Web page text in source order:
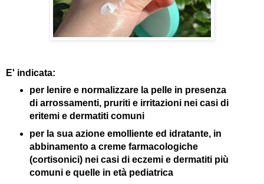
E' indicata:
per lenire e normalizzare la pelle in presenza
di arrossamenti, pruriti e irritazioni nei casi di
eritemi e dermatiti comuni
per la sua azione emolliente ed idratante, in
abbinamento a creme farmacologiche
(cortisonici) nei casi di eczemi e dermatiti più
comuni e quelle in età pediatrica